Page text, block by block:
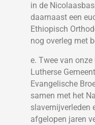
in de
daarnaast een
Ethiopisch
nog overleg met
e. Twee van
Lutherse
Evangelische
samen met het
slavernijverleden
afgelopen jaren